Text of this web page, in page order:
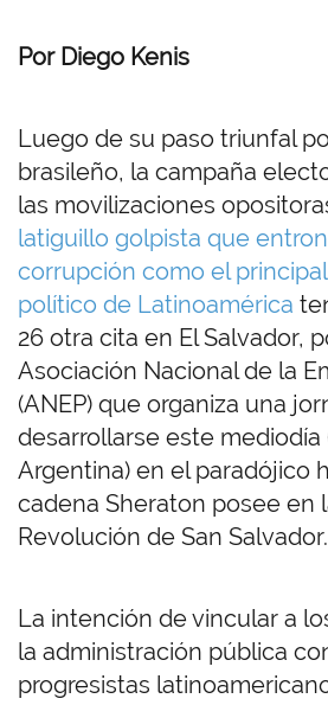
Por Diego
Luego de su paso triunfal
brasileño, la campaña
las movilizaciones
latiguillo golpista que
corrupción como el
político de Latinoamérica
26 otra cita en El Salvador,
Asociación Nacional de la
(ANEP) que organiza una
desarrollarse este mediodía
Argentina) en el paradójico
cadena Sheraton posee en
Revolución de San Salvador.
La intención de vincular a
la administración pública
progresistas